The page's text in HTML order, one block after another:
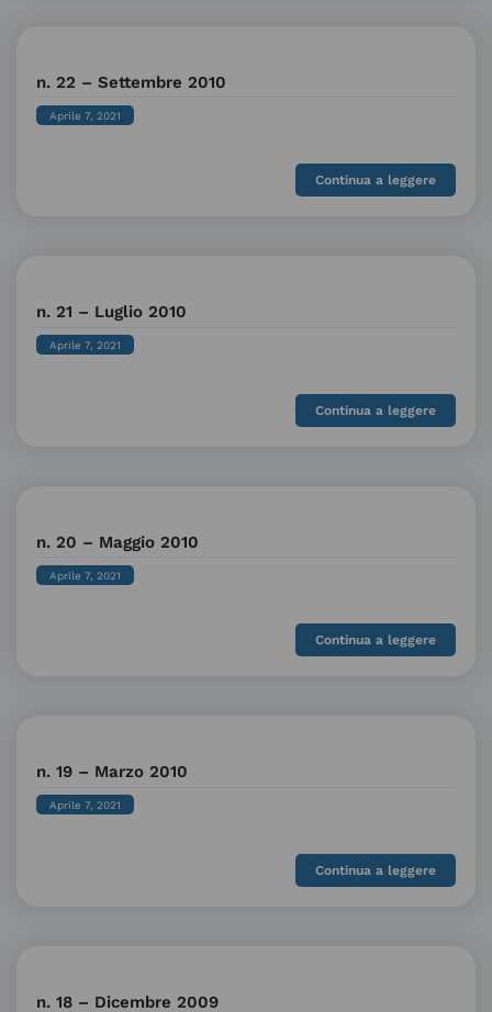
n. 22 – Settembre 2010
Aprile 7, 2021
Continua a leggere
n. 21 – Luglio 2010
Aprile 7, 2021
Continua a leggere
n. 20 – Maggio 2010
Aprile 7, 2021
Continua a leggere
n. 19 – Marzo 2010
Aprile 7, 2021
Continua a leggere
n. 18 – Dicembre 2009